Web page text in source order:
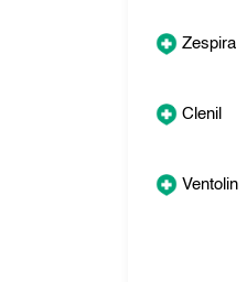
Zespira
Clenil
Ventolin